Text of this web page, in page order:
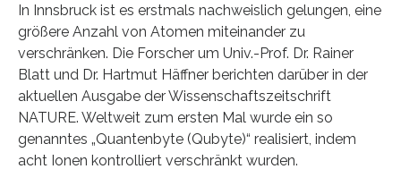
In Innsbruck ist es erstmals nachweislich gelungen, eine
größere Anzahl von Atomen miteinander zu
verschränken. Die Forscher um Univ.-Prof. Dr. Rainer
Blatt und Dr. Hartmut Häffner berichten darüber in der
aktuellen Ausgabe der Wissenschaftszeitschrift
NATURE. Weltweit zum ersten Mal wurde ein so
genanntes „Quantenbyte (Qubyte)“ realisiert, indem
acht Ionen kontrolliert verschränkt wurden.